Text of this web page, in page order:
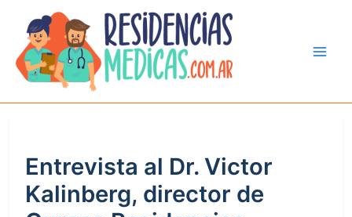
contenido
Entrevista al Dr. Victor
Kalinberg, director de